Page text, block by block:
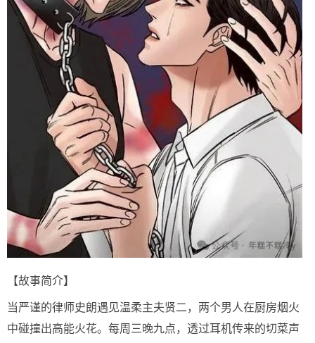
【故事简介】
当严谨的律师史朗遇见温柔主夫贤二，两个男人在厨房烟火
中碰撞出高能火花。每周三晚九点，透过耳机传来的切菜声